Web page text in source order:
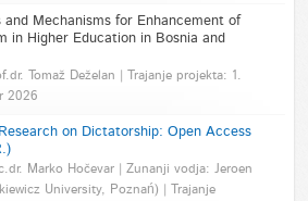
Mechanisms for Enhancement of
in Higher Education in Bosnia and
Tomaž Deželan | Trajanje projekta: 1.
2026
on Dictatorship: Open Access
Marko Hočevar | Zunanji vodja: Jeroen
University, Poznań) | Trajanje